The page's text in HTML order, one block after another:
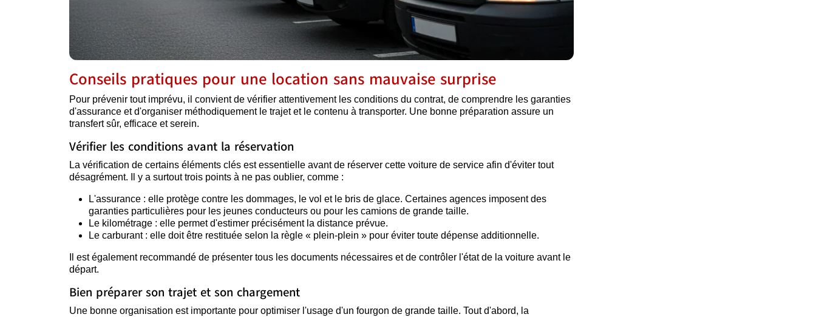
Conseils pratiques pour une location sans mauvaise surprise
Pour prévenir tout imprévu, il convient de vérifier attentivement les conditions du contrat, de comprendre les garanties
d'assurance et d'organiser méthodiquement le trajet et le contenu à transporter. Une bonne préparation assure un
transfert sûr, efficace et serein.
Vérifier les conditions avant la réservation
La vérification de certains éléments clés est essentielle avant de réserver cette voiture de service afin d'éviter tout
désagrément. Il y a surtout trois points à ne pas oublier, comme :
L'assurance : elle protège contre les dommages, le vol et le bris de glace. Certaines agences imposent des
garanties particulières pour les jeunes conducteurs ou pour les camions de grande taille.
Le kilométrage : elle permet d'estimer précisément la distance prévue.
Le carburant : elle doit être restituée selon la règle « plein-plein » pour éviter toute dépense additionnelle.
Il est également recommandé de présenter tous les documents nécessaires et de contrôler l'état de la voiture avant le
départ.
Bien préparer son trajet et son chargement
Une bonne organisation est importante pour optimiser l'usage d'un fourgon de grande taille. Tout d'abord, la